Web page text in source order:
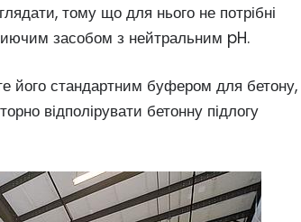
тому що для нього не потрібні
засобом з нейтральним pH.
його стандартним буфером для бетону,
відполірувати бетонну підлогу